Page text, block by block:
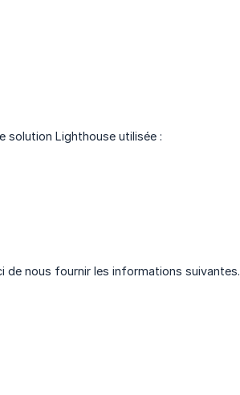
solution Lighthouse utilisée :
de nous fournir les informations suivantes.